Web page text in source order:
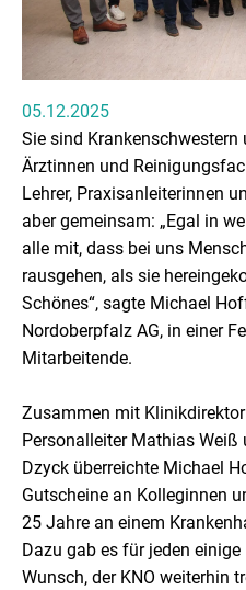
05.12.2025
Sie sind Krankenschwestern
Ärztinnen und
Lehrer, Praxisanleiterinnen
aber gemeinsam: „Egal in
alle mit, dass bei uns
rausgehen, als sie
Schönes“, sagte Michael
Nordoberpfalz AG, in einer
Mitarbeitende.
Zusammen mit
Personalleiter Mathias
Dzyck überreichte Michael
Gutscheine an Kolleginnen
25 Jahre an einem
Dazu gab es für jeden
Wunsch, der KNO weiterhin